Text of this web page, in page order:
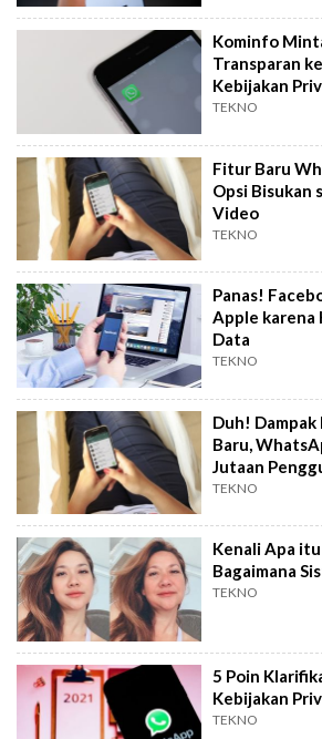
Kominfo
Transparan
Kebijakan
TEKNO
Fitur Baru
Opsi Bisukan
Video
TEKNO
Panas!
Apple karena
Data
TEKNO
Duh! Dampak
Baru,
Jutaan
TEKNO
Kenali Apa
Bagaimana
TEKNO
5 Poin
Kebijakan
TEKNO